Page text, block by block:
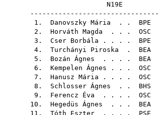
N19E
1. Danovszky Mária . . BPE
2. Horváth Magda . . . OSC
3. Cser Borbála . . . . BPE
4. Turchányi Piroska . BEA
5. Bozán Ágnes . . . . BEA
6. Kempelen Ágnes . . . OSC
7. Hanusz Mária . . . . OSC
8. Schlosser Ágnes . . BHS
9. Ferencz Éva . . . . OSC
10. Hegedüs Ágnes . . . BEA
11. Tóth Eszter . . . . PSE